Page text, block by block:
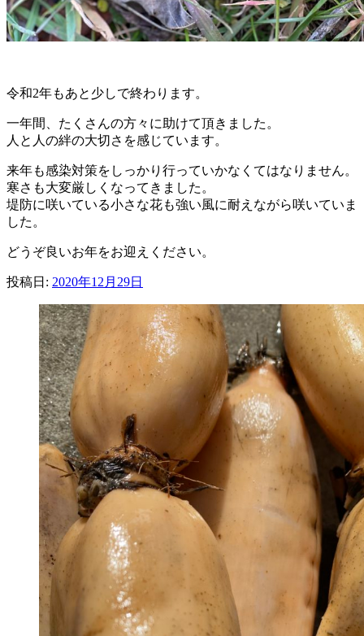
令和2年もあと少しで終わります。
一年間、たくさんの方々に助けて頂きました。
人と人の絆の大切さを感じています。
来年も感染対策をしっかり行っていかなくてはなりません。
寒さも大変厳しくなってきました。
堤防に咲いている小さな花も強い風に耐えながら咲いていま
した。
どうぞ良いお年をお迎えください。
投稿日: 2020年12月29日